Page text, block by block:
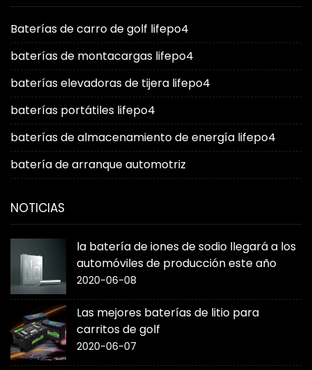
Baterías de carro de golf lifepo4
baterías de montacargas lifepo4
baterías elevadoras de tijera lifepo4
baterías portátiles lifepo4
baterías de almacenamiento de energía lifepo4
batería de arranque automotriz
NOTICIAS
la batería de iones de sodio llegará a los
automóviles de producción este año
2020-06-08
Las mejores baterías de litio para
carritos de golf
2020-06-07